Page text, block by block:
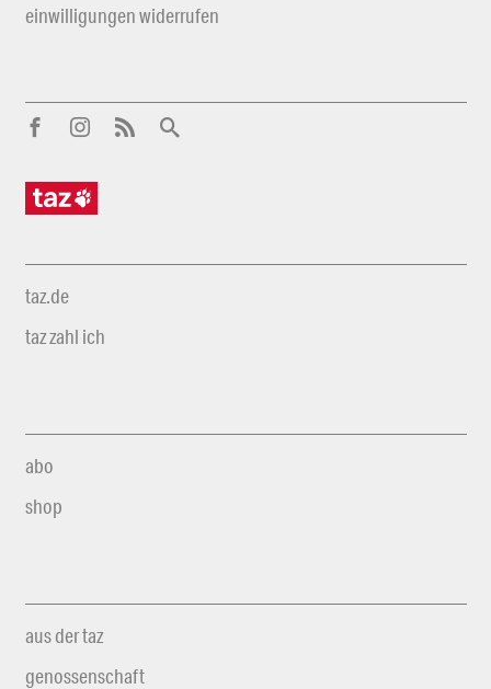
einwilligungen widerrufen
taz.de
taz zahl ich
abo
shop
aus der taz
genossenschaft